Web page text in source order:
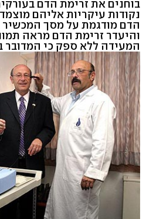
בוחנים את זרימת הדם
נקודות עיקריות אליהם
הדם מודגמת על מסך המכשיר
והיעדר זרימת הדם מראה
המעידה ללא ספק כי המדובר